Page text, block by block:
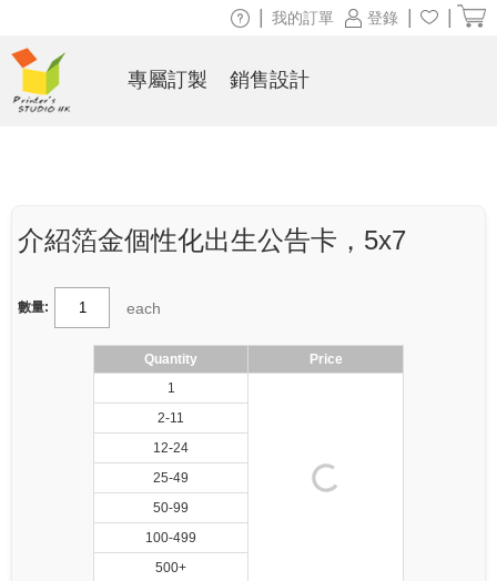
介紹箔金個性化出生公告卡，5x7
數量: each
Quantity
Price
1
2-11
12-24
25-49
50-99
100-499
500+
登錄
我的訂單
專屬訂製 銷售設計